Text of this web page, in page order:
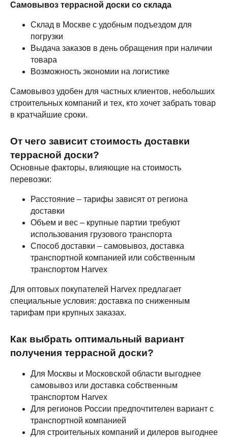
Самовывоз террасной доски со склада
Склад в Москве с удобным подъездом для
погрузки
Выдача заказов в день обращения при наличии
товара
Возможность экономии на логистике
Самовывоз удобен для частных клиентов, небольших
строительных компаний и тех, кто хочет забрать товар
в кратчайшие сроки.
От чего зависит стоимость доставки
террасной доски?
Основные факторы, влияющие на стоимость
перевозки:
Расстояние – тарифы зависят от региона
доставки
Объем и вес – крупные партии требуют
использования грузового транспорта
Способ доставки – самовывоз, доставка
транспортной компанией или собственным
транспортом Harvex
Для оптовых покупателей Harvex предлагает
специальные условия: доставка по сниженным
тарифам при крупных заказах.
Как выбрать оптимальный вариант
получения террасной доски?
Для Москвы и Московской области выгоднее
самовывоз или доставка собственным
транспортом Harvex
Для регионов России предпочтителен вариант с
транспортной компанией
Для строительных компаний и дилеров выгоднее